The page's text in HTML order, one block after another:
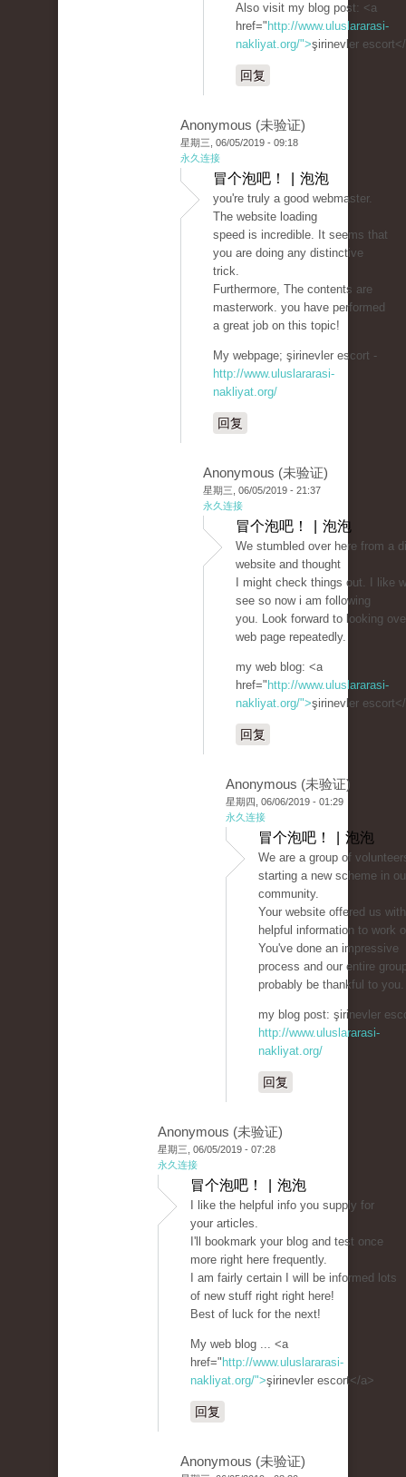
Also visit my blog post: <a
href=" http://www.uluslararasi-
nakliyat.org/">şirinevler
回复
Anonymous (未验证)
星期三, 06/05/2019 - 09:18
永久连接
冒个泡吧！ | 泡泡
you're truly a good webmaster.
The website loading
speed is incredible. It seems that
you are doing any distinctive
trick.
Furthermore, The contents are
masterwork. you have performed
a great job on this topic!
My webpage; şirinevler escort -
http://www.uluslararasi-
nakliyat.org/
回复
Anonymous (未验证)
星期三, 06/05/2019 - 21:37
永久连接
冒个泡吧！ | 泡泡
We stumbled over here from a
website and thought
I might check things out. I like
see so now i am following
you. Look forward to looking
web page repeatedly.
my web blog: <a
href=" http://www.uluslararasi-
nakliyat.org/">şirinevler
回复
Anonymous (未验证)
星期四, 06/06/2019 - 01:29
永久连接
冒个泡吧！ | 泡泡
We are a group of
starting a new scheme in
community.
Your website offered us with
helpful information to work
You've done an impressive
process and our entire
probably be thankful to you.
my blog post: şirinevler
http://www.uluslararasi-
nakliyat.org/
回复
Anonymous (未验证)
星期三, 06/05/2019 - 07:28
永久连接
冒个泡吧！ | 泡泡
I like the helpful info you supply for
your articles.
I'll bookmark your blog and test once
more right here frequently.
I am fairly certain I will be informed lots
of new stuff right right here!
Best of luck for the next!
My web blog ... <a
href=" http://www.uluslararasi-
nakliyat.org/">şirinevler escort</a>
回复
Anonymous (未验证)